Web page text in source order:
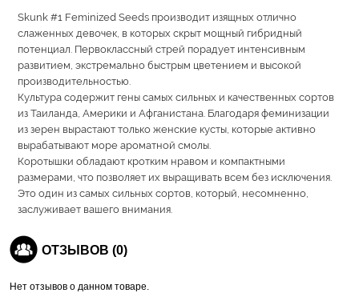
Skunk #1 Feminized Seeds производит изящных отлично
слаженных девочек, в которых скрыт мощный гибридный
потенциал. Первоклассный стрей порадует интенсивным
развитием, экстремально быстрым цветением и высокой
производительностью.
Культура содержит гены самых сильных и качественных сортов
из Таиланда, Америки и Афганистана. Благодаря феминизации
из зерен вырастают только женские кусты, которые активно
вырабатывают море ароматной смолы.
Коротышки обладают кротким нравом и компактными
размерами, что позволяет их выращивать всем без исключения.
Это один из самых сильных сортов, который, несомненно,
заслуживает вашего внимания.
ОТЗЫВОВ (0)
Нет отзывов о данном товаре.